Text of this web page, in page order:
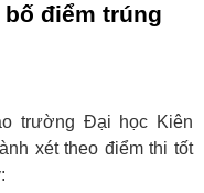
điểm trúng
trường Đại học Kiên
xét theo điểm thi tốt